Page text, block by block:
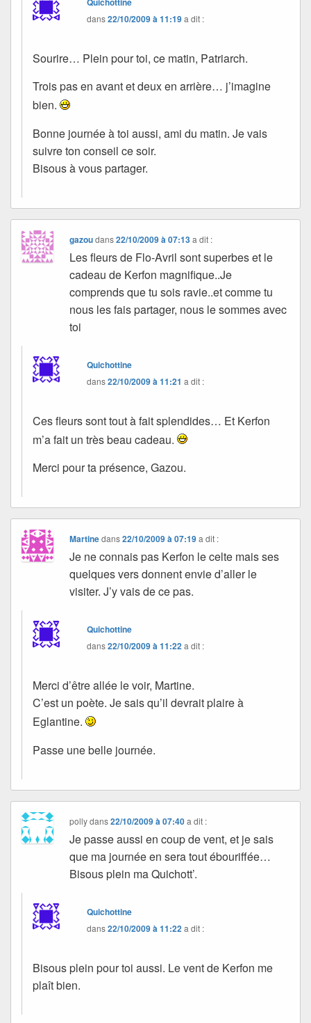
dans22/10/2009 à 11:19a dit :
Sourire… Plein pour toi, ce matin, Patriarch.
Trois pas en avant et deux en arrière… j’imagine
bien.
Bonne journée à toi aussi, ami du matin. Je vais
suivre ton conseil ce soir.
Bisous à vous partager.
gazoudans22/10/2009 à 07:13 a dit :
Les fleurs de Flo-Avril sont superbes et le
cadeau de Kerfon magnifique..Je
comprends que tu sois ravie..et comme tu
nous les fais partager, nous le sommes avec
toi
Quichottine
dans22/10/2009 à 11:21 a dit :
Ces fleurs sont tout à fait splendides… Et Kerfon
m’a fait un très beau cadeau.
Merci pour ta présence, Gazou.
Martinedans22/10/2009 à 07:19 a dit :
Je ne connais pas Kerfon le celte mais ses
quelques vers donnent envie d’aller le
visiter. J’y vais de ce pas.
Quichottine
dans22/10/2009 à 11:22a dit :
Merci d’être allée le voir, Martine.
C’est un poète. Je sais qu’il devrait plaire à
Eglantine.
Passe une belle journée.
pollydans22/10/2009 à 07:40 a dit :
Je passe aussi en coup de vent, et je sais
que ma journée en sera tout ébouriffée…
Bisous plein ma Quichott’.
Quichottine
dans22/10/2009 à 11:22 a dit :
Bisous plein pour toi aussi. Le vent de Kerfon me
plaît bien.